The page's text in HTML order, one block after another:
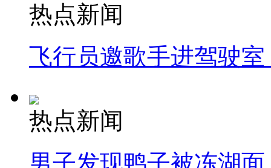
热点新闻
飞行员邀歌手进驾驶
热点新闻
男子发现鸭子被冻湖